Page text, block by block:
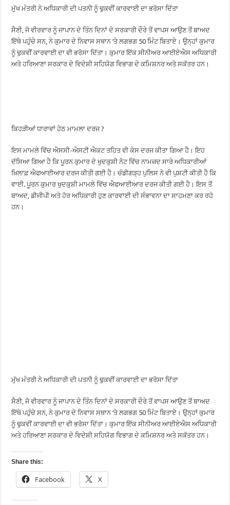
ਮੁੱਖ ਮੰਤਰੀ ਨੇ ਅਧਿਕਾਰੀ ਦੀ ਪਤਨੀ ਨੂੰ ਢੁਕਵੀਂ ਕਾਰਵਾਈ ਦਾ ਭਰੋਸਾ ਦਿੱਤਾ
ਸੈਣੀ, ਜੋ ਵੀਰਵਾਰ ਨੂੰ ਜਾਪਾਨ ਦੇ ਤਿੰਨ ਦਿਨਾਂ ਦੇ ਸਰਕਾਰੀ ਦੌਰੇ ਤੋਂ ਵਾਪਸ ਆਉਣ ਤੋਂ ਬਾਅਦ
ਇੱਥੇ ਪਹੁੰਚੇ ਸਨ, ਨੇ ਕੁਮਾਰ ਦੇ ਨਿਵਾਸ ਸਥਾਨ ‘ਤੇ ਲਗਭਗ 50 ਮਿੰਟ ਬਿਤਾਏ। ਉਨ੍ਹਾਂ ਕੁਮਾਰ
ਨੂੰ ਢੁਕਵੀਂ ਕਾਰਵਾਈ ਦਾ ਵੀ ਭਰੋਸਾ ਦਿੱਤਾ। ਕੁਮਾਰ ਇੱਕ ਸੀਨੀਅਰ ਆਈਏਐਸ ਅਧਿਕਾਰੀ
ਅਤੇ ਹਰਿਆਣਾ ਸਰਕਾਰ ਦੇ ਵਿਦੇਸ਼ੀ ਸਹਿਯੋਗ ਵਿਭਾਗ ਦੇ ਕਮਿਸ਼ਨਰ ਅਤੇ ਸਕੱਤਰ ਹਨ।
ਕਿਹੜੀਆਂ ਧਾਰਾਵਾਂ ਹੇਠ ਮਾਮਲਾ ਦਰਜ ?
ਇਸ ਮਾਮਲੇ ਵਿੱਚ ਐਸਸੀ-ਐਸਟੀ ਐਕਟ ਤਹਿਤ ਵੀ ਕੇਸ ਦਰਜ ਕੀਤਾ ਗਿਆ ਹੈ। ਇਹ
ਦੱਸਿਆ ਗਿਆ ਹੈ ਕਿ ਪੂਰਨ ਕੁਮਾਰ ਦੇ ਖੁਦਕੁਸ਼ੀ ਨੋਟ ਵਿੱਚ ਨਾਮਜ਼ਦ ਸਾਰੇ ਅਧਿਕਾਰੀਆਂ
ਖ਼ਿਲਾਫ਼ ਐਫਆਈਆਰ ਦਰਜ ਕੀਤੀ ਗਈ ਹੈ। ਚੰਡੀਗੜ੍ਹ ਪੁਲਿਸ ਨੇ ਵੀ ਪੁਸ਼ਟੀ ਕੀਤੀ ਹੈ ਕਿ
ਵਾਈ. ਪੂਰਨ ਕੁਮਾਰ ਖੁਦਕੁਸ਼ੀ ਮਾਮਲੇ ਵਿੱਚ ਐਫਆਈਆਰ ਦਰਜ ਕੀਤੀ ਗਈ ਹੈ। ਇਸ ਤੋਂ
ਬਾਅਦ, ਡੀਜੀਪੀ ਅਤੇ ਹੋਰ ਅਧਿਕਾਰੀ ਹੁਣ ਕਾਰਵਾਈ ਦੀ ਸੰਭਾਵਨਾ ਦਾ ਸਾਹਮਣਾ ਕਰ ਰਹੇ
ਹਨ।
ਮੁੱਖ ਮੰਤਰੀ ਨੇ ਅਧਿਕਾਰੀ ਦੀ ਪਤਨੀ ਨੂੰ ਢੁਕਵੀਂ ਕਾਰਵਾਈ ਦਾ ਭਰੋਸਾ ਦਿੱਤਾ
ਸੈਣੀ, ਜੋ ਵੀਰਵਾਰ ਨੂੰ ਜਾਪਾਨ ਦੇ ਤਿੰਨ ਦਿਨਾਂ ਦੇ ਸਰਕਾਰੀ ਦੌਰੇ ਤੋਂ ਵਾਪਸ ਆਉਣ ਤੋਂ ਬਾਅਦ
ਇੱਥੇ ਪਹੁੰਚੇ ਸਨ, ਨੇ ਕੁਮਾਰ ਦੇ ਨਿਵਾਸ ਸਥਾਨ ‘ਤੇ ਲਗਭਗ 50 ਮਿੰਟ ਬਿਤਾਏ। ਉਨ੍ਹਾਂ ਕੁਮਾਰ
ਨੂੰ ਢੁਕਵੀਂ ਕਾਰਵਾਈ ਦਾ ਵੀ ਭਰੋਸਾ ਦਿੱਤਾ। ਕੁਮਾਰ ਇੱਕ ਸੀਨੀਅਰ ਆਈਏਐਸ ਅਧਿਕਾਰੀ
ਅਤੇ ਹਰਿਆਣਾ ਸਰਕਾਰ ਦੇ ਵਿਦੇਸ਼ੀ ਸਹਿਯੋਗ ਵਿਭਾਗ ਦੇ ਕਮਿਸ਼ਨਰ ਅਤੇ ਸਕੱਤਰ ਹਨ।
Share this:
Facebook X